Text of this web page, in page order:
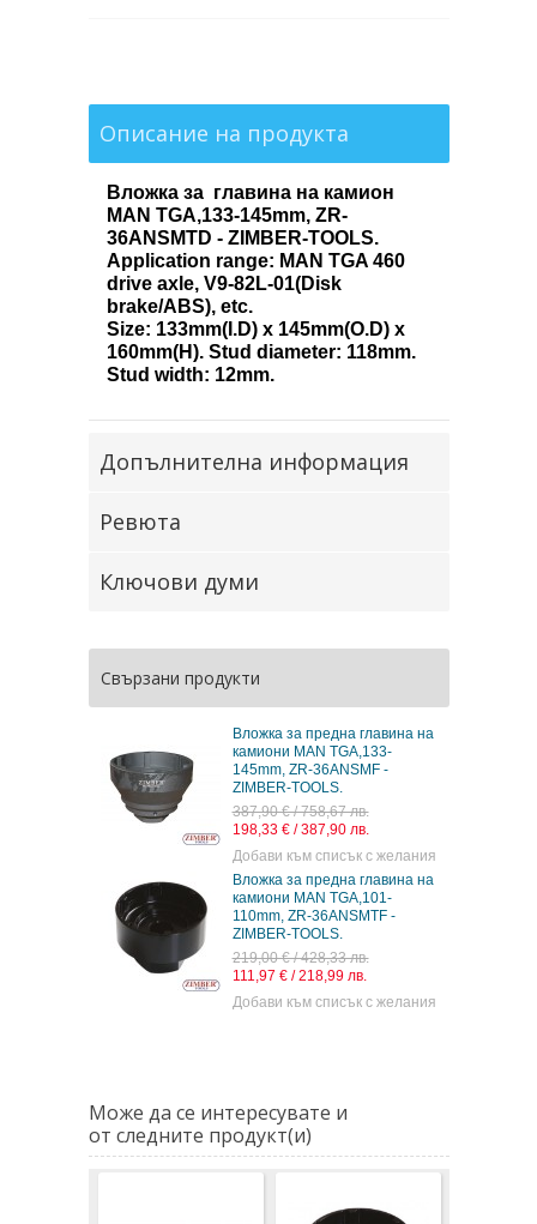
Описание на продукта
Вложка за главина на камион
MAN TGA,133-145mm, ZR-
36ANSMTD - ZIMBER-TOOLS.
Application range: MAN TGA 460
drive axle, V9-82L-01(Disk
brake/ABS), etc.
Size: 133mm(I.D) x 145mm(O.D) x
160mm(H). Stud diameter: 118mm.
Stud width: 12mm.
Допълнителна информация
Ревюта
Ключови думи
Свързани продукти
Вложка за предна главина на
камиони MAN TGA,133-
145mm, ZR-36ANSMF -
ZIMBER-TOOLS.
387,90 € / 758,67 лв.
198,33 € / 387,90 лв.
Добави към списък с желания
Вложка за предна главина на
камиони MAN TGA,101-
110mm, ZR-36ANSMTF -
ZIMBER-TOOLS.
219,00 € / 428,33 лв.
111,97 € / 218,99 лв.
Добави към списък с желания
Може да се интересувате и
от следните продукт(и)